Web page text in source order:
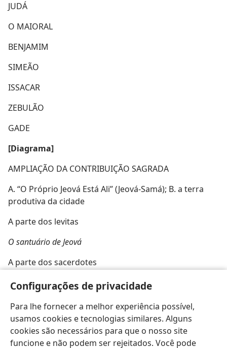
Configurações de privacidade
Para lhe fornecer a melhor experiência possível,
usamos cookies e tecnologias similares. Alguns
cookies são necessários para que o nosso site
funcione e não podem ser rejeitados. Você pode
JUDÁ
O MAIORAL
BENJAMIM
SIMEÃO
ISSACAR
ZEBULÃO
GADE
[Diagrama]
AMPLIAÇÃO DA CONTRIBUIÇÃO SAGRADA
A. “O Próprio Jeová Está Ali” (Jeová-Samá); B. a terra
produtiva da cidade
A parte dos levitas
O santuário de Jeová
A parte dos sacerdotes
B A B
Português (Brasil) Compartilhar Preferências